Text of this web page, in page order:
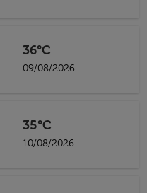
36°C
09/08/2026
35°C
10/08/2026